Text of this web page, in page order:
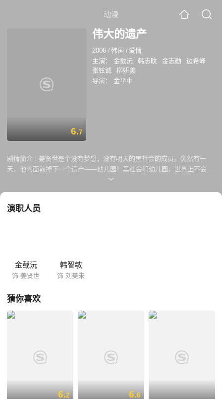
动漫
6.7
伟大的遗产
2006 /韩国 / 爱情
主演：
金载沅 韩志旼 金志勋
边希峰
张铉诚
柳妍美
导演：
金平中
剧情简介 : 姜贤世是个没有梦想，没有明天的黑社会的成员。突然有一
天，他的面前掉下一个遗产——幼儿园！黑社会和幼儿园，世界上不会有
第二个这样不协调的组合吧？ 这个幼儿园里有一个与姜贤世处处对立的女
么样的故事呢？到底母亲留下的伟大的遗产是什么呢？只是一所幼儿园
演职人员
金载沅
饰 姜贤世
韩智敏
饰 刘美来
猜你喜欢
6.2 6.6